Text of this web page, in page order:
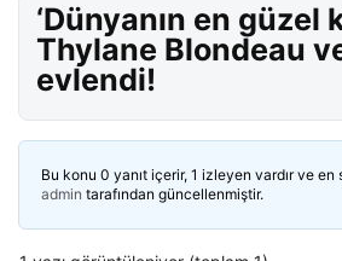
‘Dünyanın en güzel
Thylane Blondeau
evlendi!
Bu konu 0 yanıt içerir, 1 izleyen vardır ve en
admin tarafından güncellenmiştir.